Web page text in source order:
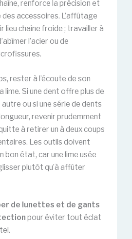
renforce la précision et
accessoires. L’affûtage
lieu chaîne froide ; travailler à
l’acier ou de
rester à l’écoute de son
lime. Si une dent offre plus de
autre ou si une série de dents
revenir prudemment
à retirer un à deux coups
Les outils doivent
bon état, car une lime usée
plutôt qu’à affûter
de lunettes et de gants
pour éviter tout éclat